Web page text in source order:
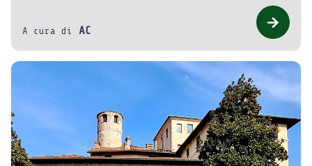
A cura di AC